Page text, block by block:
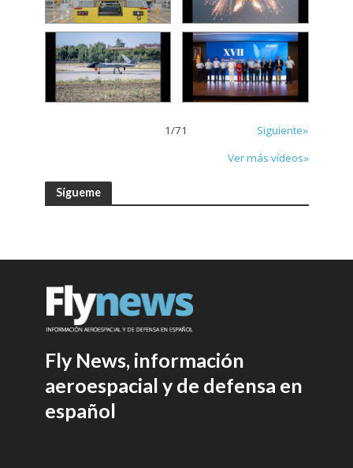
1/71
Siguiente»
Ver más vídeos»
Sígueme
Fly News, información
aeroespacial y de defensa en
español